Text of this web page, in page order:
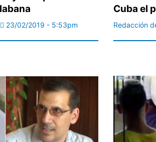
23/02/2019 - 5:53pm
Cuba el
Redacción